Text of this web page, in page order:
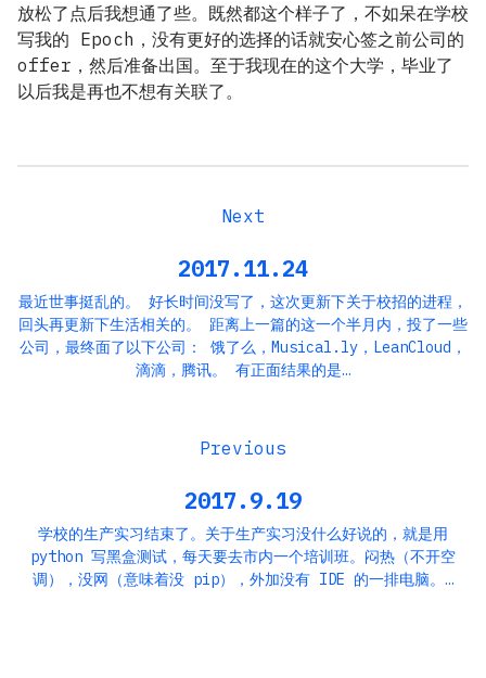
放松了点后我想通了些。既然都这个样子了，不如呆在学校
写我的 Epoch，没有更好的选择的话就安心签之前公司的
offer，然后准备出国。至于我现在的这个大学，毕业了
以后我是再也不想有关联了。
2017.11.24
最近世事挺乱的。 好长时间没写了，这次更新下关于校招的进程，
回头再更新下生活相关的。 距离上一篇的这一个半月内，投了一些
公司，最终面了以下公司： 饿了么，Musical.ly，LeanCloud，
滴滴，腾讯。 有正面结果的是…
2017.9.19
学校的生产实习结束了。关于生产实习没什么好说的，就是用
python 写黑盒测试，每天要去市内一个培训班。闷热（不开空
调），没网（意味着没 pip），外加没有 IDE 的一排电脑。…